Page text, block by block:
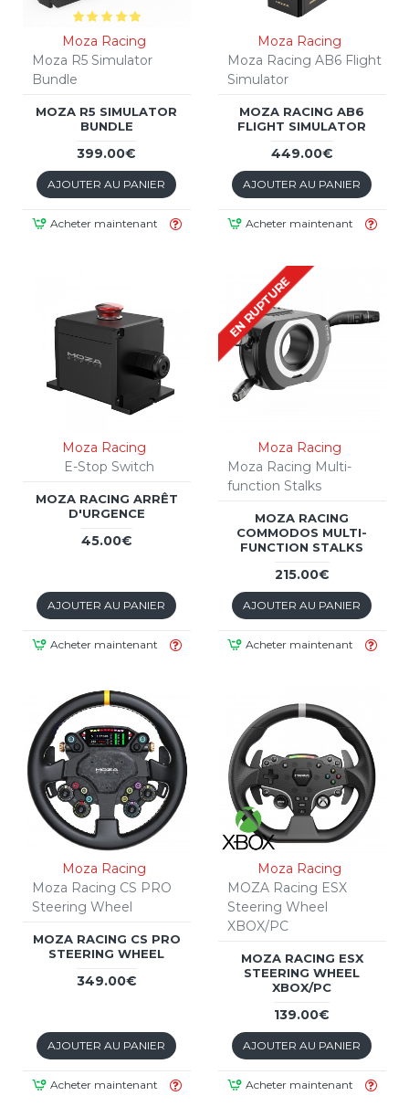
Moza Racing
Moza R5 Simulator
Bundle
MOZA R5 SIMULATOR
BUNDLE
399.00€
AJOUTER AU PANIER
Acheter maintenant
Moza Racing
Moza Racing AB6 Flight
Simulator
MOZA RACING AB6
FLIGHT SIMULATOR
449.00€
AJOUTER AU PANIER
Acheter maintenant
Moza Racing
E-Stop Switch
MOZA RACING ARRÊT
D'URGENCE
45.00€
AJOUTER AU PANIER
Acheter maintenant
EN RUPTURE
Moza Racing
Moza Racing Multi-
function Stalks
MOZA RACING
COMMODOS MULTI-
FUNCTION STALKS
215.00€
AJOUTER AU PANIER
Acheter maintenant
Moza Racing
Moza Racing CS PRO
Steering Wheel
MOZA RACING CS PRO
STEERING WHEEL
349.00€
AJOUTER AU PANIER
Acheter maintenant
Moza Racing
MOZA Racing ESX
Steering Wheel
XBOX/PC
MOZA RACING ESX
STEERING WHEEL
XBOX/PC
139.00€
AJOUTER AU PANIER
Acheter maintenant